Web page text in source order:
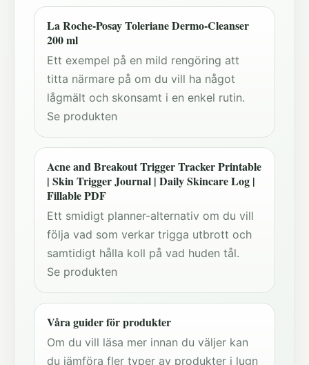
La Roche-Posay Toleriane Dermo-Cleanser
200 ml
Ett exempel på en mild rengöring att
titta närmare på om du vill ha något
lågmält och skonsamt i en enkel rutin.
Se produkten
Acne and Breakout Trigger Tracker Printable
| Skin Trigger Journal | Daily Skincare Log |
Fillable PDF
Ett smidigt planner-alternativ om du vill
följa vad som verkar trigga utbrott och
samtidigt hålla koll på vad huden tål.
Se produkten
Våra guider för produkter
Om du vill läsa mer innan du väljer kan
du jämföra fler typer av produkter i lugn